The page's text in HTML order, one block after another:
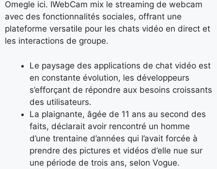
Omegle ici. IWebCam mix le streaming de webcam
avec des fonctionnalités sociales, offrant une
plateforme versatile pour les chats vidéo en direct et
les interactions de groupe.
Le paysage des applications de chat vidéo est
en constante évolution, les développeurs
s’efforçant de répondre aux besoins croissants
des utilisateurs.
La plaignante, âgée de 11 ans au second des
faits, déclarait avoir rencontré un homme
d’une trentaine d’années qui l’avait forcée à
prendre des pictures et vidéos d’elle nue sur
une période de trois ans, selon Vogue.